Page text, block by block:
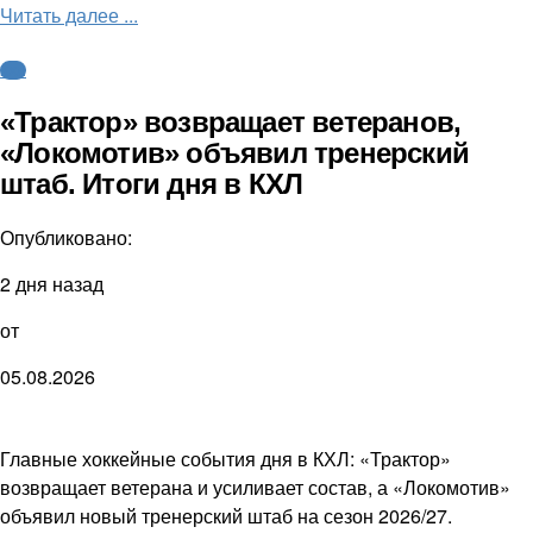
Читать далее ...
КХЛ
«Трактор» возвращает ветеранов,
«Локомотив» объявил тренерский
штаб. Итоги дня в КХЛ
Опубликовано:
2 дня назад
от
05.08.2026
Главные хоккейные события дня в КХЛ: «Трактор»
возвращает ветерана и усиливает состав, а «Локомотив»
объявил новый тренерский штаб на сезон 2026/27.